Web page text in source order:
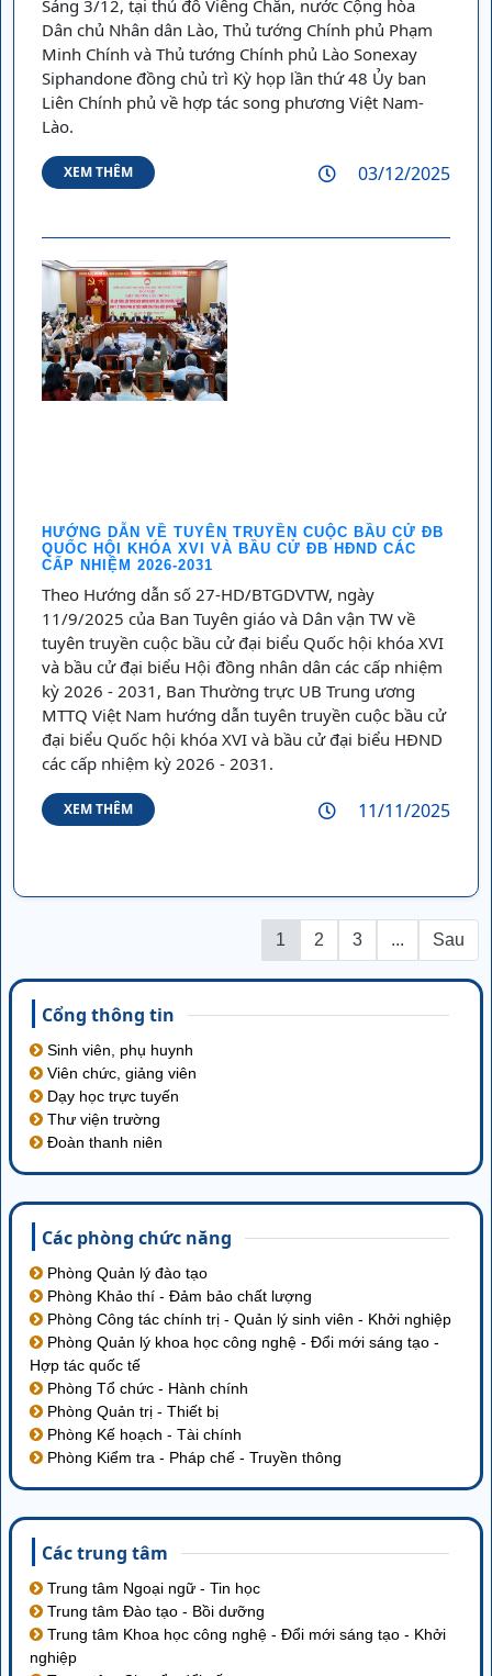
Sáng 3/12, tại thủ đô Viêng Chăn, nước Cộng hòa
Dân chủ Nhân dân Lào, Thủ tướng Chính phủ Phạm
Minh Chính và Thủ tướng Chính phủ Lào Sonexay
Siphandone đồng chủ trì Kỳ họp lần thứ 48 Ủy ban
Liên Chính phủ về hợp tác song phương Việt Nam-
Lào.
03/12/2025
XEM THÊM
HƯỚNG DẪN VỀ TUYÊN TRUYỀN CUỘC BẦU CỬ ĐB
QUỐC HỘI KHÓA XVI VÀ BẦU CỬ ĐB HĐND CÁC
CẤP NHIỆM 2026-2031
Theo Hướng dẫn số 27-HD/BTGDVTW, ngày
11/9/2025 của Ban Tuyên giáo và Dân vận TW về
tuyên truyền cuộc bầu cử đại biểu Quốc hội khóa XVI
và bầu cử đại biểu Hội đồng nhân dân các cấp nhiệm
kỳ 2026 - 2031, Ban Thường trực UB Trung ương
MTTQ Việt Nam hướng dẫn tuyên truyền cuộc bầu cử
đại biểu Quốc hội khóa XVI và bầu cử đại biểu HĐND
các cấp nhiệm kỳ 2026 - 2031.
11/11/2025
XEM THÊM
1 2 3 ... Sau
Cổng thông tin
Sinh viên, phụ huynh
Viên chức, giảng viên
Dạy học trực tuyến
Thư viện trường
Đoàn thanh niên
Các phòng chức năng
Phòng Quản lý đào tạo
Phòng Khảo thí - Đảm bảo chất lượng
Phòng Công tác chính trị - Quản lý sinh viên - Khởi nghiệp
Phòng Quản lý khoa học công nghệ - Đổi mới sáng tạo -
Hợp tác quốc tế
Phòng Tổ chức - Hành chính
Phòng Quản trị - Thiết bị
Phòng Kế hoạch - Tài chính
Phòng Kiểm tra - Pháp chế - Truyền thông
Các trung tâm
Trung tâm Ngoại ngữ - Tin học
Trung tâm Đào tạo - Bồi dưỡng
Trung tâm Khoa học công nghệ - Đổi mới sáng tạo - Khởi
nghiệp